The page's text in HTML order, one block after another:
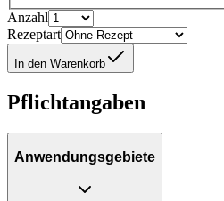
Anzahl
Rezeptart
In den Warenkorb
Pflichtangaben
Anwendungsgebiete